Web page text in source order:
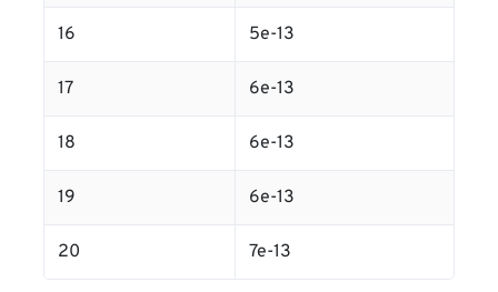
16 5e-13
17 6e-13
18 6e-13
19 6e-13
20 7e-13